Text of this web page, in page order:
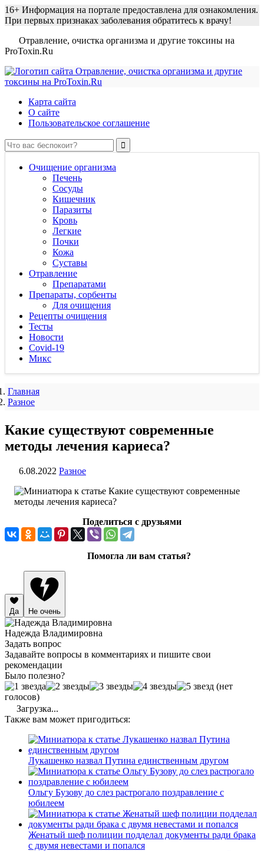
16+ Информация на портале предоставлена для ознакомления.
При первых признаках заболевания обратитесь к врачу!
Отравление, очистка организма и другие токсины на
ProToxin.Ru
Карта сайта
О сайте
Пользовательское соглашение
Очищение организма
Печень
Сосуды
Кишечник
Паразиты
Кровь
Легкие
Почки
Кожа
Суставы
Отравление
Препаратами
Препараты, сорбенты
Для очищения
Рецепты очищения
Тесты
Новости
Covid-19
Микс
Главная
Разное
Какие существуют современные
методы лечения кариеса?
6.08.2022 Разное
Поделиться с друзьями
Помогла ли вам статья?
Да Не очень
Надежда Владимировна
Задать вопрос
Задавайте вопросы в комментариях и пишите свои
рекомендации
Было полезно?
(нет
голосов)
Загрузка...
Также вам может пригодиться:
Лукашенко назвал Путина единственным другом
Ольгу Бузову до слез растрогало поздравление с
юбилеем
Женатый шеф полиции подделал документы ради брака
с двумя невестами и попался